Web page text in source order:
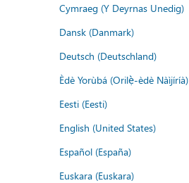
Cymraeg (Y Deyrnas Unedig)
Dansk (Danmark)
Deutsch (Deutschland)
Èdè Yorùbá (Orilẹ̀-èdè Nàìjíríà)
Eesti (Eesti)
English (United States)
Español (España)
Euskara (Euskara)